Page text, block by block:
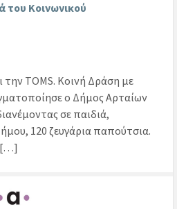
του Κοινωνικού
την TOMS. Κοινή Δράση με
ο Δήμος Αρταίων
σε παιδιά,
120 ζευγάρια παπούτσια.
[…]